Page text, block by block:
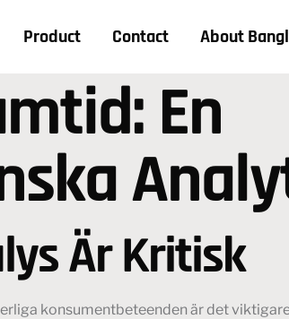
Product Contact About
En
Är Kritisk
konsumentbeteenden är det